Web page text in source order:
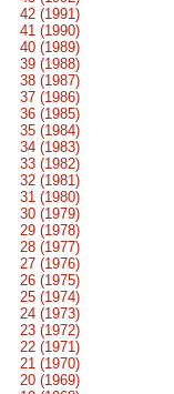
42 (1991)
41 (1990)
40 (1989)
39 (1988)
38 (1987)
37 (1986)
36 (1985)
35 (1984)
34 (1983)
33 (1982)
32 (1981)
31 (1980)
30 (1979)
29 (1978)
28 (1977)
27 (1976)
26 (1975)
25 (1974)
24 (1973)
23 (1972)
22 (1971)
21 (1970)
20 (1969)